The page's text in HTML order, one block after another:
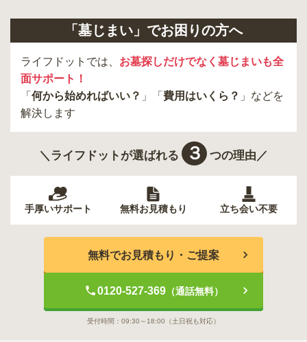
「墓じまい」でお困りの方へ
ライフドットでは、 お墓探しだけでなく墓じまいも全
面サポート！
「 何から始めればいい？ 」「 費用はいくら？ 」などを
解決します
＼ライフドットが選ばれる ３ つの理由／
手厚いサポート 無料お見積もり 立ち会い不要
無料でお見積もり・ご提案
0120-527-369（通話無料）
受付時間： 09:30～18:00 （土日祝も対応）